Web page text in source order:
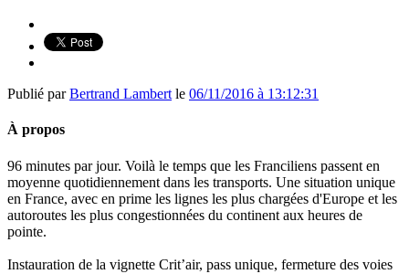
Publié parBertrand Lambert le 06/11/2016 à 13:12:31
À propos
96 minutes par jour. Voilà le temps que les Franciliens passent en
moyenne quotidiennement dans les transports. Une situation unique
en France, avec en prime les lignes les plus chargées d'Europe et les
autoroutes les plus congestionnées du continent aux heures de
pointe.
Instauration de la vignette Crit’air, pass unique, fermeture des voies